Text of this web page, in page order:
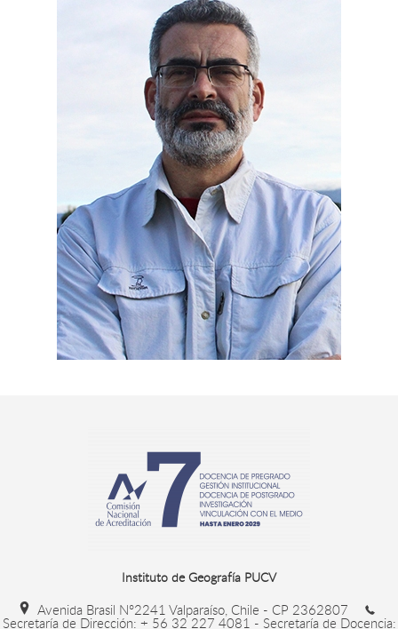
Instituto de Geografía PUCV
Avenida Brasil N°2241 Valparaíso, Chile - CP 2362807
Secretaría de Dirección: + 56 32 227 4081 - Secretaría de Docencia: